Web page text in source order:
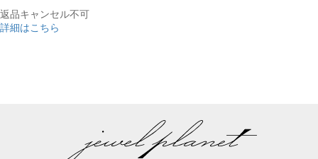
返品キャンセル不可
詳細はこちら